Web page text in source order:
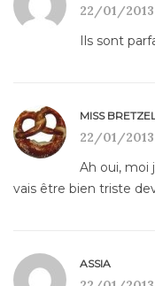
22/01/
Ils sont
MISS
22/01/
Ah oui, moi
vais être bien triste
ASSIA